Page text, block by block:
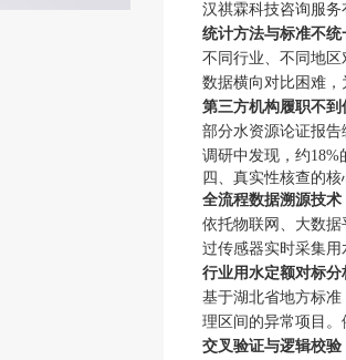
汉祺霖科技咨询服务
统计方法与标准不统
不同行业、不同地
数据横向对比困难，
第三方机构履职不到
部分水资源论证报
调研中发现，约18%
四、真实性核查的
全流程数据溯源技术
依托物联网、大数
过传感器实时采集用
行业用水定额对标分
基于湖北省地方标
理区间的异常项目。
交叉验证与逻辑校验